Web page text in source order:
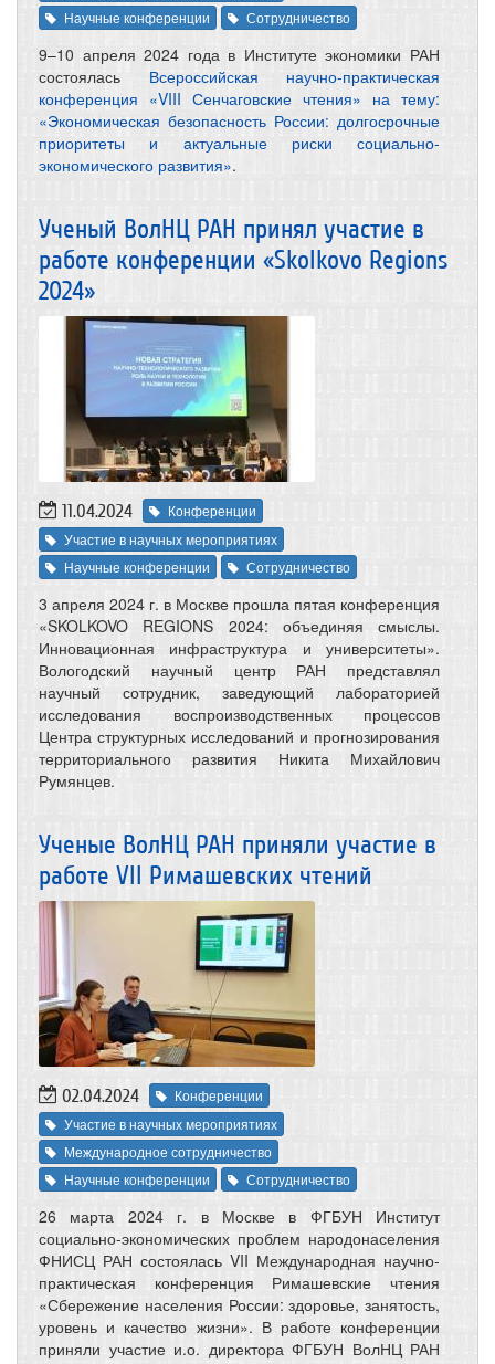
Научные конференции
Сотрудничество
9–10 апреля 2024 года в Институте экономики РАН
состоялась Всероссийская научно-практическая
конференция «VIII Сенчаговские чтения» на тему:
«Экономическая безопасность России: долгосрочные
приоритеты и актуальные риски социально-
экономического развития».
Ученый ВолНЦ РАН принял участие в
работе конференции «Skolkovo Regions
2024»
11.04.2024
Конференции
Участие в научных мероприятиях
Научные конференции
Сотрудничество
3 апреля 2024 г. в Москве прошла пятая конференция
«SKOLKOVO REGIONS 2024: объединяя смыслы.
Инновационная инфраструктура и университеты».
Вологодский научный центр РАН представлял
научный сотрудник, заведующий лабораторией
исследования воспроизводственных процессов
Центра структурных исследований и прогнозирования
территориального развития Никита Михайлович
Румянцев.
Ученые ВолНЦ РАН приняли участие в
работе VII Римашевских чтений
02.04.2024
Конференции
Участие в научных мероприятиях
Международное сотрудничество
Научные конференции
Сотрудничество
26 марта 2024 г. в Москве в ФГБУН Институт
социально-экономических проблем народонаселения
ФНИСЦ РАН состоялась VII Международная научно-
практическая конференция Римашевские чтения
«Сбережение населения России: здоровье, занятость,
уровень и качество жизни». В работе конференции
приняли участие и.о. директора ФГБУН ВолНЦ РАН